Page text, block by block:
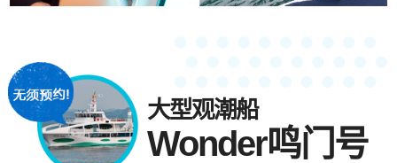
大型观潮船
Wonder鸣门号